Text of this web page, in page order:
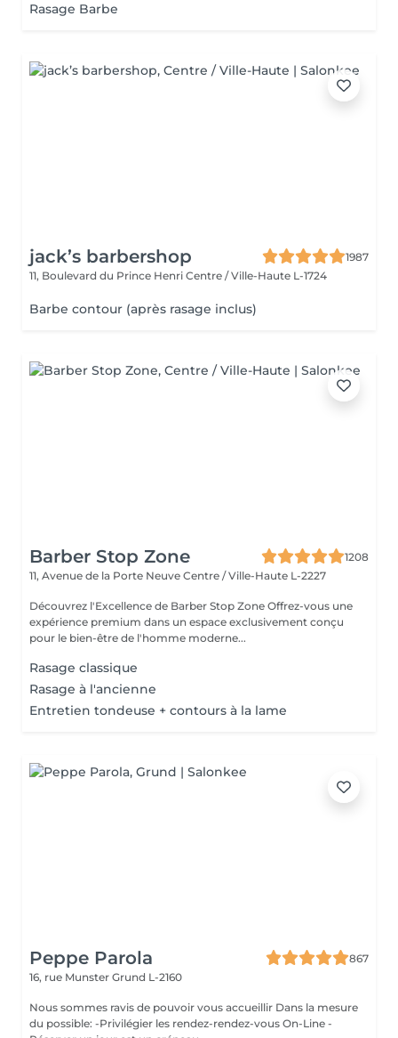
Rasage Barbe
jack’s barbershop
1987
11, Boulevard du Prince Henri Centre / Ville-Haute L-1724
Barbe contour (après rasage inclus)
Barber Stop Zone
1208
11, Avenue de la Porte Neuve Centre / Ville-Haute L-2227
Découvrez l'Excellence de Barber Stop Zone Offrez-vous une
expérience premium dans un espace exclusivement conçu
pour le bien-être de l'homme moderne...
Rasage classique
Rasage à l'ancienne
Entretien tondeuse + contours à la lame
Peppe Parola
867
16, rue Munster Grund L-2160
Nous sommes ravis de pouvoir vous accueillir Dans la mesure
du possible: -Privilégier les rendez-rendez-vous On-Line -